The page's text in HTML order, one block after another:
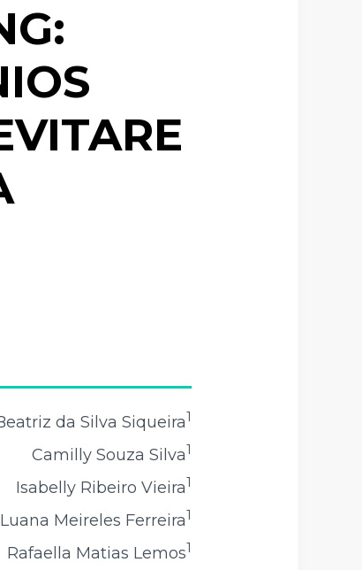
da Silva Siqueira1
Camilly Souza Silva1
Isabelly Ribeiro Vieira1
Luana Meireles Ferreira1
Rafaella Matias Lemos1